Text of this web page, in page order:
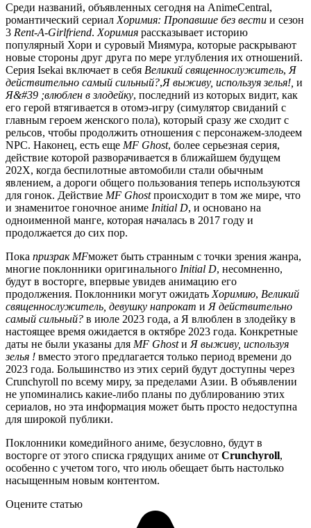
Среди названий, объявленных сегодня на AnimeCentral,
романтический сериал Хоримия: Пропавшие без вести и сезон
3 Rent-A-Girlfriend. Хоримия рассказывает историю
популярный Хори и суровый Миямура, которые раскрывают
новые стороны друг друга по мере углубления их отношений.
Серия Isekai включает в себя Великий священнослужитель, Я
действительно самый сильный?,Я выживу, используя зелья!, и
Я&#39 ;влюблен в злодейку, последний из которых видит, как
его герой втягивается в отомэ-игру (симулятор свиданий с
главным героем женского пола), который сразу же сходит с
рельсов, чтобы продолжить отношения с персонажем-злодеем
NPC. Наконец, есть еще MF Ghost, более серьезная серия,
действие которой разворачивается в ближайшем будущем
202X, когда беспилотные автомобили стали обычным
явлением, а дороги общего пользования теперь используются
для гонок. Действие MF Ghostпроисходит в том же мире, что
и знаменитое гоночное аниме Initial D, и основано на
одноименной манге, которая началась в 2017 году и
продолжается до сих пор.
Пока призрак MFможет быть странным с точки зрения жанра,
многие поклонники оригинального Initial D, несомненно,
будут в восторге, впервые увидев анимацию его
продолжения. Поклонники могут ожидать Хоримию, Великий
священнослужитель, девушку напрокат и Я действительно
самый сильный? в июле 2023 года, а Я влюблен в злодейку в
настоящее время ожидается в октябре 2023 года. Конкретные
даты не были указаны для MF Ghostи Я выживу, используя
зелья ! вместо этого предлагается только период времени до
2023 года. Большинство из этих серий будут доступны через
Crunchyroll по всему миру, за пределами Азии. В объявлении
не упоминались какие-либо планы по дублированию этих
сериалов, но эта информация может быть просто недоступна
для широкой публики.
Поклонники комедийного аниме, безусловно, будут в
восторге от этого списка грядущих аниме от Crunchyroll,
особенно с учетом того, что июль обещает быть настолько
насыщенным новым контентом.
Оцените статью